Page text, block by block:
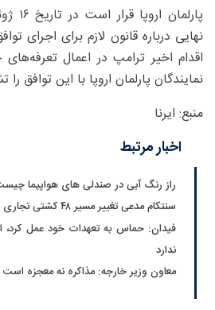
نهایی درباره قانون لازم برای اجرای
اقدام اخیر ترامپ در اعمال
نمایندگان پارلمان اروپا با این توافق
منبع: ایرنا
اخبار مرتبط
راز رنگ آبی در صندلی های هواپیما
سنتکام مدعی تغییر مسیر ۴۸ کشتی تجاری شد
فیدان: حماس به تعهدات خود عمل کرد،
ندارد
معاون وزیر خارجه: مذاکره نه معجزه